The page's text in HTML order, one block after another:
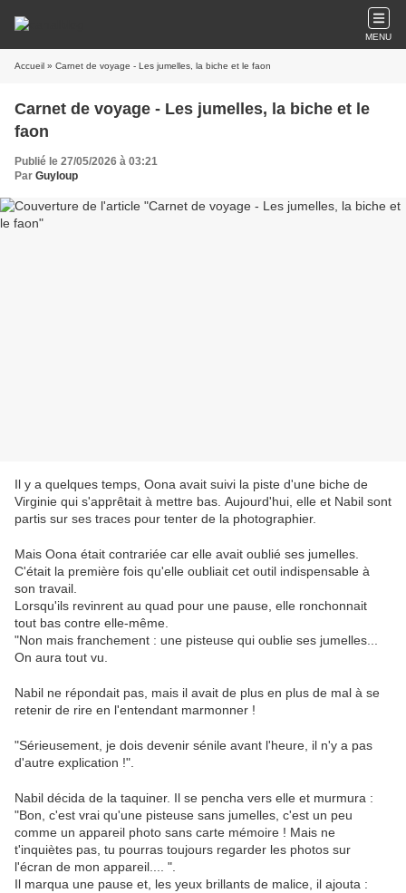
MENU
Accueil » Carnet de voyage - Les jumelles, la biche et le faon
Carnet de voyage - Les jumelles, la biche et le
faon
Publié le 27/05/2026 à 03:21
Par Guyloup
Il y a quelques temps, Oona avait suivi la piste d'une biche de
Virginie qui s'apprêtait à mettre bas. Aujourd'hui, elle et Nabil sont
partis sur ses traces pour tenter de la photographier.
Mais Oona était contrariée car elle avait oublié ses jumelles.
C'était la première fois qu'elle oubliait cet outil indispensable à
son travail.
Lorsqu'ils revinrent au quad pour une pause, elle ronchonnait
tout bas contre elle-même.
"Non mais franchement : une pisteuse qui oublie ses jumelles...
On aura tout vu.
Nabil ne répondait pas, mais il avait de plus en plus de mal à se
retenir de rire en l'entendant marmonner !
"Sérieusement, je dois devenir sénile avant l'heure, il n'y a pas
d'autre explication !".
Nabil décida de la taquiner. Il se pencha vers elle et murmura :
"Bon, c'est vrai qu'une pisteuse sans jumelles, c'est un peu
comme un appareil photo sans carte mémoire ! Mais ne
t'inquiètes pas, tu pourras toujours regarder les photos sur
l'écran de mon appareil.... ".
Il marqua une pause et, les yeux brillants de malice, il ajouta :